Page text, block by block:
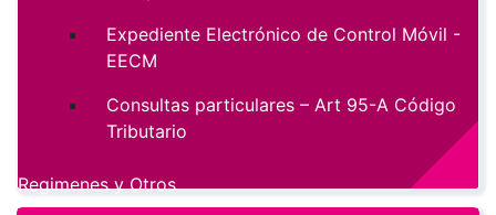
Expediente Electrónico de Control Móvil -
EECM
Consultas particulares – Art 95-A Código
Tributario
Regimenes y Otros